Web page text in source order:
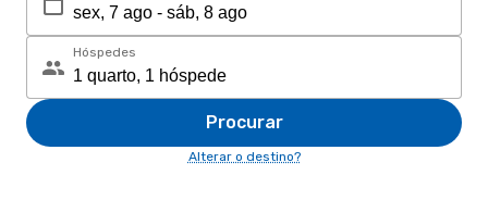
Hóspedes
Procurar
Alterar o destino?